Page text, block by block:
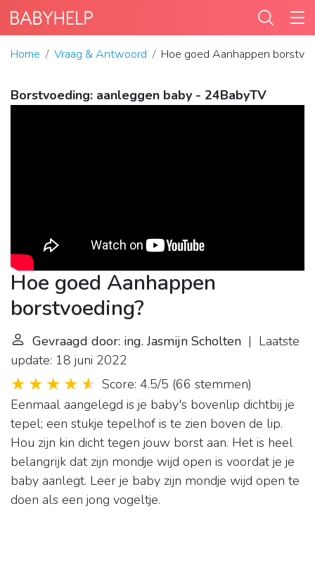
Home Vraag & Antwoord Hoe goed Aanhappen
Borstvoeding: aanleggen baby - 24BabyTV
Hoe goed Aanhappen
borstvoeding?
Gevraagd door: ing. Jasmijn Scholten | Laatste
update: 18 juni 2022
Score: 4.5/5 (66 stemmen)
Eenmaal aangelegd is je baby's bovenlip dichtbij je
tepel; een stukje tepelhof is te zien boven de lip.
Hou zijn kin dicht tegen jouw borst aan. Het is heel
belangrijk dat zijn mondje wijd open is voordat je je
baby aanlegt. Leer je baby zijn mondje wijd open te
doen als een jong vogeltje.